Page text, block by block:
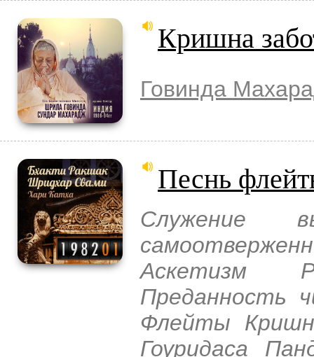
Кришна
Говинда
Песнь
Служение
Аскетизм
Преданность
Флейты
Гоуридаса